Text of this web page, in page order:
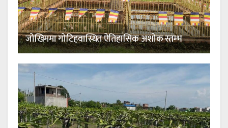
जोखिममा गोटिहवास्थित ऐतिहासिक अशोक स्तम्भ